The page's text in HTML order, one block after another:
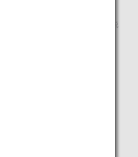
ナップを誇るANAの機内販売。免税
で提供します。